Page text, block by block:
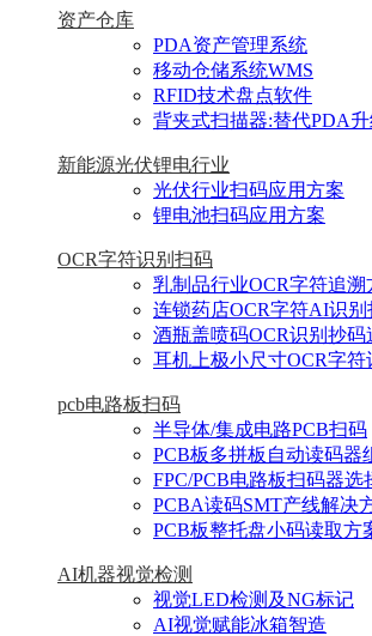
资产仓库
PDA资产管理系统
移动仓储系统WMS
RFID技术盘点软件
背夹式扫描器:替代PDA
新能源光伏锂电行业
光伏行业扫码应用方案
锂电池扫码应用方案
OCR字符识别扫码
乳制品行业OCR字符追溯
连锁药店OCR字符AI识别
酒瓶盖喷码OCR识别抄码
耳机上极小尺寸OCR字符
pcb电路板扫码
半导体/集成电路PCB扫码
PCB板多拼板自动读码器
FPC/PCB电路板扫码器选
PCBA读码SMT产线解决
PCB板整托盘小码读取方
AI机器视觉检测
视觉LED检测及NG标记
AI视觉赋能冰箱智造